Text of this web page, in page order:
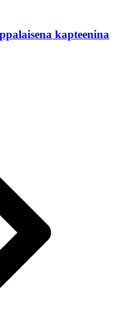
kapteenina